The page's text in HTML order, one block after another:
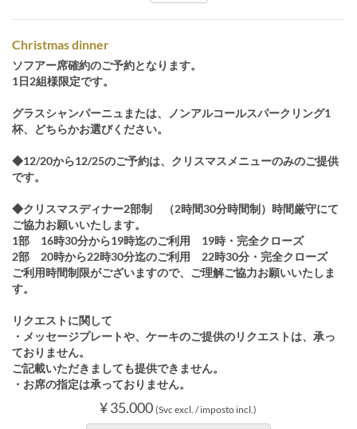
Christmas dinner
ソフアー席確約のご予約となります。
1日2組様限定です。
グラスシャンパーニュまたは、ノンアルコールスパークリング1
杯、どちらかお選びください。
◆12/20から12/25のご予約は、クリスマスメニューのみのご提供
です。
◆クリスマスディナー2部制 （2時間30分時間制）時間厳守にて
ご協力お願いいたします。
1部 16時30分から19時迄のご利用 19時・完全クローズ
2部 20時から22時30分迄のご利用 22時30分・完全クローズ
ご利用時間制限がございますので、ご理解ご協力お願いいたしま
す。
リクエストに関して
・メッセージプレートや、ケーキのご提供のリクエストは、承っ
ておりません。
ご記載いただきましても提供できません。
・お席の指定は承っておりません。
¥ 35.000 (Svc excl. / imposto incl.)